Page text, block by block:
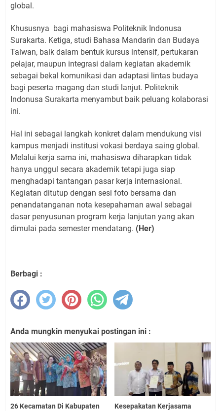
global.
Khususnya bagi mahasiswa Politeknik Indonusa
Surakarta. Ketiga, studi Bahasa Mandarin dan Budaya
Taiwan, baik dalam bentuk kursus intensif, pertukaran
pelajar, maupun integrasi dalam kegiatan akademik
sebagai bekal komunikasi dan adaptasi lintas budaya
bagi peserta magang dan studi lanjut. Politeknik
Indonusa Surakarta menyambut baik peluang kolaborasi
ini.
Hal ini sebagai langkah konkret dalam mendukung visi
kampus menjadi institusi vokasi berdaya saing global.
Melalui kerja sama ini, mahasiswa diharapkan tidak
hanya unggul secara akademik tetapi juga siap
menghadapi tantangan pasar kerja internasional.
Kegiatan ditutup dengan sesi foto bersama dan
penandatanganan nota kesepahaman awal sebagai
dasar penyusunan program kerja lanjutan yang akan
dimulai pada semester mendatang. (Her)
Berbagi :
Anda mungkin menyukai postingan ini :
26 Kecamatan Di Kabupaten
Kesepakatan Kerjasama